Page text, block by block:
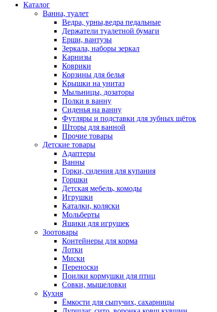
Каталог
Ванна, туалет
Ведра, урны,ведра педальные
Держатели туалетной бумаги
Ерши, вантузы
Зеркала, наборы зеркал
Карнизы
Коврики
Корзины для белья
Крышки на унитаз
Мыльницы, дозаторы
Полки в ванну
Сиденья на ванну
Футляры и подставки для зубных щёток
Шторы для ванной
Прочие товары
Детские товары
Адаптеры
Ванны
Горки, сидения для купания
Горшки
Детская мебель, комоды
Игрушки
Каталки, коляски
Мольберты
Ящики для игрушек
Зоотовары
Контейнеры для корма
Лотки
Миски
Переноски
Поилки кормушки для птиц
Совки, мышеловки
Кухня
Ёмкости для сыпучих, сахарницы